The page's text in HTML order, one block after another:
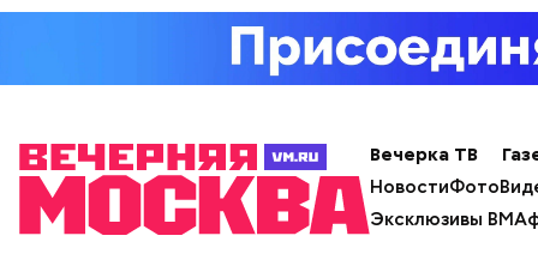
Вечерка ТВ
НовостиФото
Эксклюзивы ВМ
посту
чего